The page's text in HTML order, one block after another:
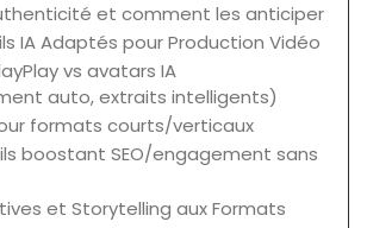
et comment les anticiper
IA Adaptés pour Production Vidéo
vs avatars IA
auto, extraits intelligents)
formats courts/verticaux
boostant SEO/engagement sans
et Storytelling aux Formats